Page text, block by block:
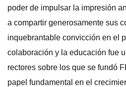
poder de impulsar la impresión
a compartir generosamente sus
inquebrantable convicción en el
colaboración y la educación fue
rectores sobre los que se fundó
papel fundamental en el